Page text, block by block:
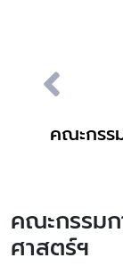
คณะกรร
คณะกรรมก
ศาสตร์ฯ